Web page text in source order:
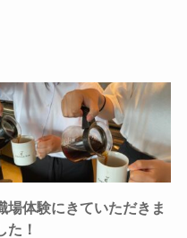
場体験にきていただきま
た！